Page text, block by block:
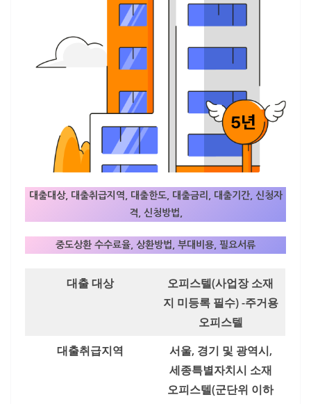
대출대상, 대출취급지역, 대출한도, 대출금리, 대출기간, 신청자
격, 신청방법,
중도상환 수수료율, 상환방법, 부대비용, 필요서류
대출 대상
오피스텔(사업장 소재
지 미등록 필수) -주거용
오피스텔
대출취급지역
서울, 경기 및 광역시,
세종특별자치시 소재
오피스텔(군단위 이하